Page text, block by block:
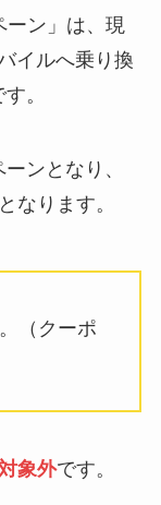
ーン」は、現
イルへ乗り換
。
ンとなり、
なります。
（クーポ
象外です。